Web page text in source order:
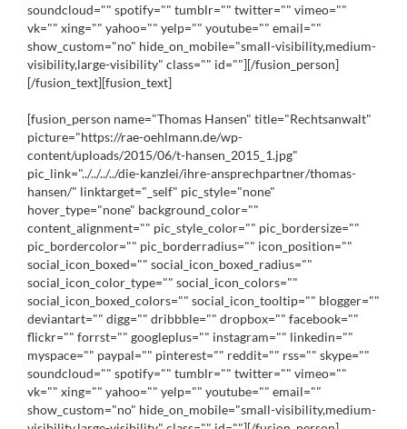
soundcloud="" spotify="" tumblr="" twitter="" vimeo=""
vk="" xing="" yahoo="" yelp="" youtube="" email=""
show_custom="no" hide_on_mobile="small-visibility,medium-
visibility,large-visibility" class="" id=""][/fusion_person]
[/fusion_text][fusion_text]
[fusion_person name="Thomas Hansen" title="Rechtsanwalt"
picture="https://rae-oehlmann.de/wp-
content/uploads/2015/06/t-hansen_2015_1.jpg"
pic_link="../../../../die-kanzlei/ihre-ansprechpartner/thomas-
hansen/" linktarget="_self" pic_style="none"
hover_type="none" background_color=""
content_alignment="" pic_style_color="" pic_bordersize=""
pic_bordercolor="" pic_borderradius="" icon_position=""
social_icon_boxed="" social_icon_boxed_radius=""
social_icon_color_type="" social_icon_colors=""
social_icon_boxed_colors="" social_icon_tooltip="" blogger=""
deviantart="" digg="" dribbble="" dropbox="" facebook=""
flickr="" forrst="" googleplus="" instagram="" linkedin=""
myspace="" paypal="" pinterest="" reddit="" rss="" skype=""
soundcloud="" spotify="" tumblr="" twitter="" vimeo=""
vk="" xing="" yahoo="" yelp="" youtube="" email=""
show_custom="no" hide_on_mobile="small-visibility,medium-